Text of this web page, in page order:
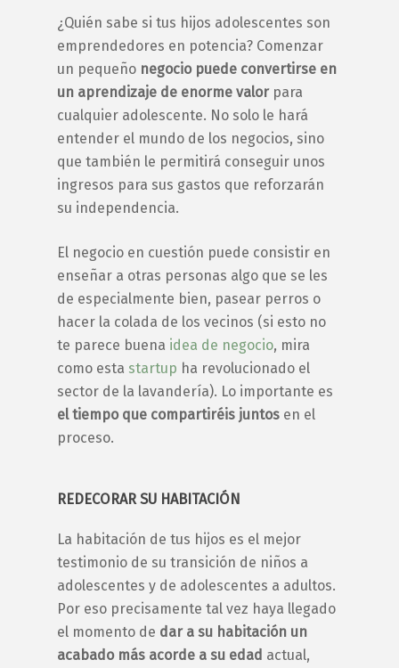
¿Quién sabe si tus hijos adolescentes son
emprendedores en potencia? Comenzar
un pequeño negocio puede convertirse en
un aprendizaje de enorme valor para
cualquier adolescente. No solo le hará
entender el mundo de los negocios, sino
que también le permitirá conseguir unos
ingresos para sus gastos que reforzarán
su independencia.
El negocio en cuestión puede consistir en
enseñar a otras personas algo que se les
de especialmente bien, pasear perros o
hacer la colada de los vecinos (si esto no
te parece buena idea de negocio, mira
como esta startup ha revolucionado el
sector de la lavandería). Lo importante es
el tiempo que compartiréis juntos en el
proceso.
REDECORAR SU HABITACIÓN
La habitación de tus hijos es el mejor
testimonio de su transición de niños a
adolescentes y de adolescentes a adultos.
Por eso precisamente tal vez haya llegado
el momento de dar a su habitación un
acabado más acorde a su edad actual,